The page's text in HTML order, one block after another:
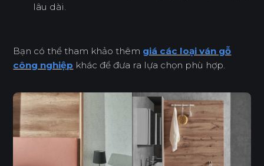
lâu dài.
Bạn có thể tham khảo thêm giá các loại ván gỗ
công nghiệp khác để đưa ra lựa chọn phù hợp.